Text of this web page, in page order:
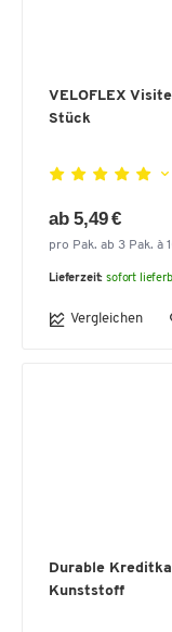
VELOFLEX
Stück
ab 5,49 €
pro Pak. ab 3 Pak. à
Lieferzeit: sofort
Vergleichen
Durable
Kunststoff